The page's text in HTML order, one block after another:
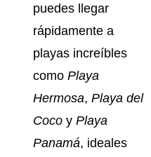
puedes llegar
rápidamente a
playas increíbles
como Playa
Hermosa, Playa del
Coco y Playa
Panamá, ideales